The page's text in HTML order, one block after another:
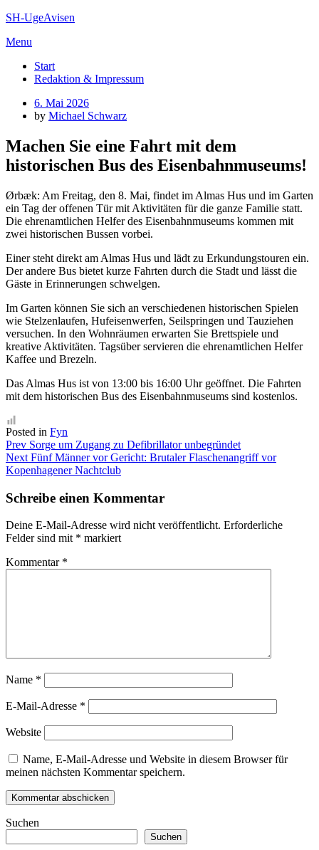
Skip
content
SH-UgeAvisen
Menu
Start
Redaktion & Impressum
Posted
on
6. Mai 2026
by Michael Schwarz
Machen Sie eine Fahrt mit dem
historischen Bus des Eisenbahnmuseums!
Ørbæk: Am Freitag, den 8. Mai, findet im Almas Hus und im Garten
ein Tag der offenen Tür mit Aktivitäten für die ganze Familie statt.
Die ehrenamtlichen Helfer des Eisenbahnmuseums kommen mit
zwei historischen Bussen vorbei.
Einer steht direkt am Almas Hus und lädt zu Erkundungstouren ein.
Der andere Bus bietet kurze Fahrten durch die Stadt und lässt die
Gäste in Erinnerungen schwelgen.
Im Garten können Sie sich an verschiedenen historischen Spielen
wie Stelzenlaufen, Hufeisenwerfen, Seilspringen und Tauziehen
versuchen. In den Wohnräumen erwarten Sie Brettspiele und
kreative Aktivitäten. Tagsüber servieren die ehrenamtlichen Helfer
Kaffee und Brezeln.
Das Almas Hus ist von 13:00 bis 16:00 Uhr geöffnet. Die Fahrten
mit dem historischen Bus des Eisenbahnmuseums sind kostenlos.
Posted in Fyn
Beitragsnavigation
Prev Sorge um Zugang zu Defibrillator unbegründet
Next Fünf Männer vor Gericht: Brutaler Flaschenangriff vor
Kopenhagener Nachtclub
Schreibe einen Kommentar
Deine E-Mail-Adresse wird nicht veröffentlicht. Erforderliche
Felder sind mit * markiert
Kommentar *
Name *
E-Mail-Adresse *
Website
Name, E-Mail-Adresse und Website in diesem Browser für
meinen nächsten Kommentar speichern.
Suchen
Suchen